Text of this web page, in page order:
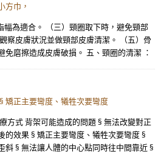
方巾，
幅為適合。 （三）頸圈取下時，避免頸部
察皮膚狀況並做頸部皮膚清潔。 （五）骨
磨擦造成皮膚破損。 五、頸圈的清潔 ：
矯正主要彎度、犧牲次要彎度
方式 背架可能造成的問題 § 無法改變對正
的效果 § 矯正主要彎度、犧牲次要彎度 §
斜 § 無法讓人體的中心點同時往中間靠近 §